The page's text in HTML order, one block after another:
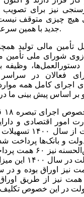
نیز برای
هیچ چیزی متوقف
جدید با همین سرعت این مساله پیش برود.
تأمین مالی تولید
شورای ملی تأمین
وظیفه
فعالان در
اجرای کامل همه
امور اقتصادی و
این قانون ۷۳
نیز تسهیلات
همت نقدی و ۲۴ همت نیز از